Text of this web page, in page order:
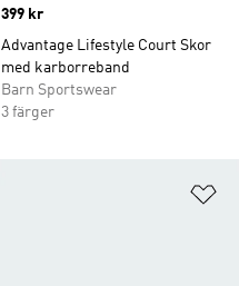
Price
399 kr
Advantage Lifestyle Court Skor
med karborreband
Barn Sportswear
3 färger